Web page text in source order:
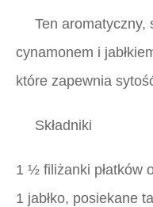
Ten aromatyczny,
cynamonem i
które zapewnia
Składniki
1 ½ filiżanki płatków
1 jabłko, posiekane